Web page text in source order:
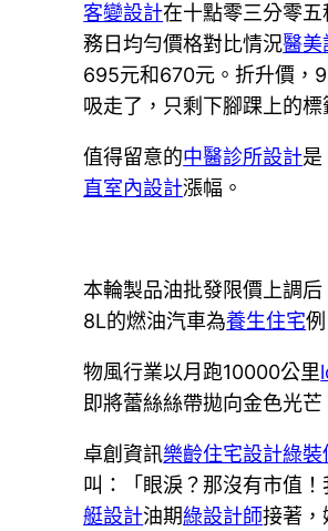
客變設計在十點零三分零
務日均勻價格對比情況醫美
695元和670元。折升價，
吸走了，只剩下腳踝上的
值得留意的中醫診所設計是
直室內設計漲幅。
本輪製品油批發限價上調
8L的燃油汽車為養生住宅
物風行業以月跑10000公里
即將蕾絲絲帶拋向金色光
卓創資訊樂齡住宅設計綠裝
叫：「眼淚？那沒有市值
艇設計油期綠設計師接著，